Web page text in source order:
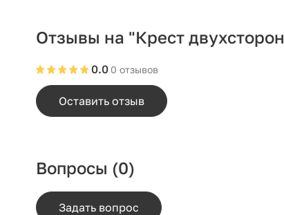
Отзывы на "Крест
0 отзывов
0.0
Оставить отзыв
Вопросы (0)
Задать вопрос